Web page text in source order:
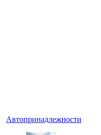
Автопринадлежности